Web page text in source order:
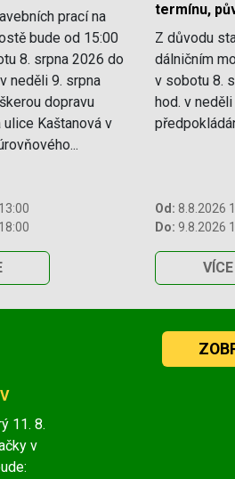
prací na
bude od 15:00
8. srpna 2026 do
neděli 9. srpna
dopravu
Kaštanová v
termínu,
Z důvodu
dálničním
v sobotu 8.
hod. v
Od: 8.8.2026
Do: 9.8.2026
VÍCE
11. 8.
v